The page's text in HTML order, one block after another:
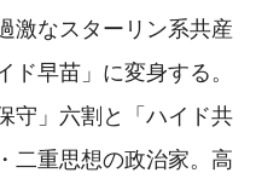
激なスターリン系共産
ド早苗」に変身する。
守」六割と「ハイド共
二重思想の政治家。高